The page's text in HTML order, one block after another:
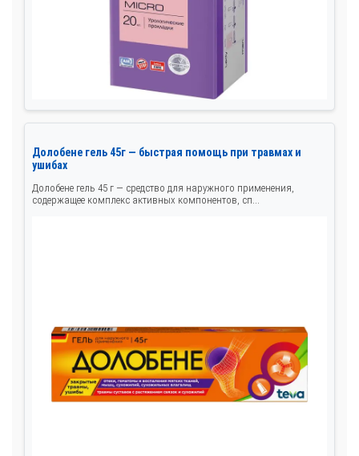
Долобене гель 45г — быстрая помощь при травмах и
ушибах
Долобене гель 45 г — средство для наружного применения,
содержащее комплекс активных компонентов, сп...